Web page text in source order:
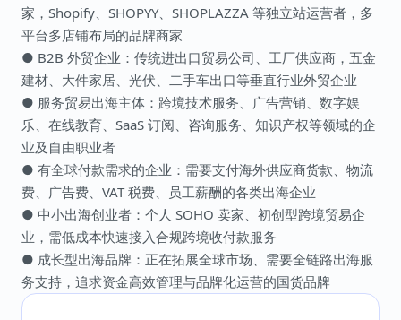
家，Shopify、SHOPYY、SHOPLAZZA 等独立站运营者，多
平台多店铺布局的品牌商家
● B2B 外贸企业：传统进出口贸易公司、工厂供应商，五金
建材、大件家居、光伏、二手车出口等垂直行业外贸企业
● 服务贸易出海主体：跨境技术服务、广告营销、数字娱
乐、在线教育、SaaS 订阅、咨询服务、知识产权等领域的企
业及自由职业者
● 有全球付款需求的企业：需要支付海外供应商货款、物流
费、广告费、VAT 税费、员工薪酬的各类出海企业
● 中小出海创业者：个人 SOHO 卖家、初创型跨境贸易企
业，需低成本快速接入合规跨境收付款服务
● 成长型出海品牌：正在拓展全球市场、需要全链路出海服
务支持，追求资金高效管理与品牌化运营的国货品牌